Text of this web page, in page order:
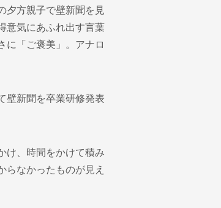
夕方親子で壁新聞を見
意気にあふれ出す言葉
に「ご褒美」。アナロ
壁新聞を卒業研修発表
け、時間をかけて積み
らなかったものが見え